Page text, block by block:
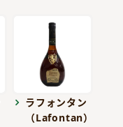
ラフォンタン
（Lafontan）